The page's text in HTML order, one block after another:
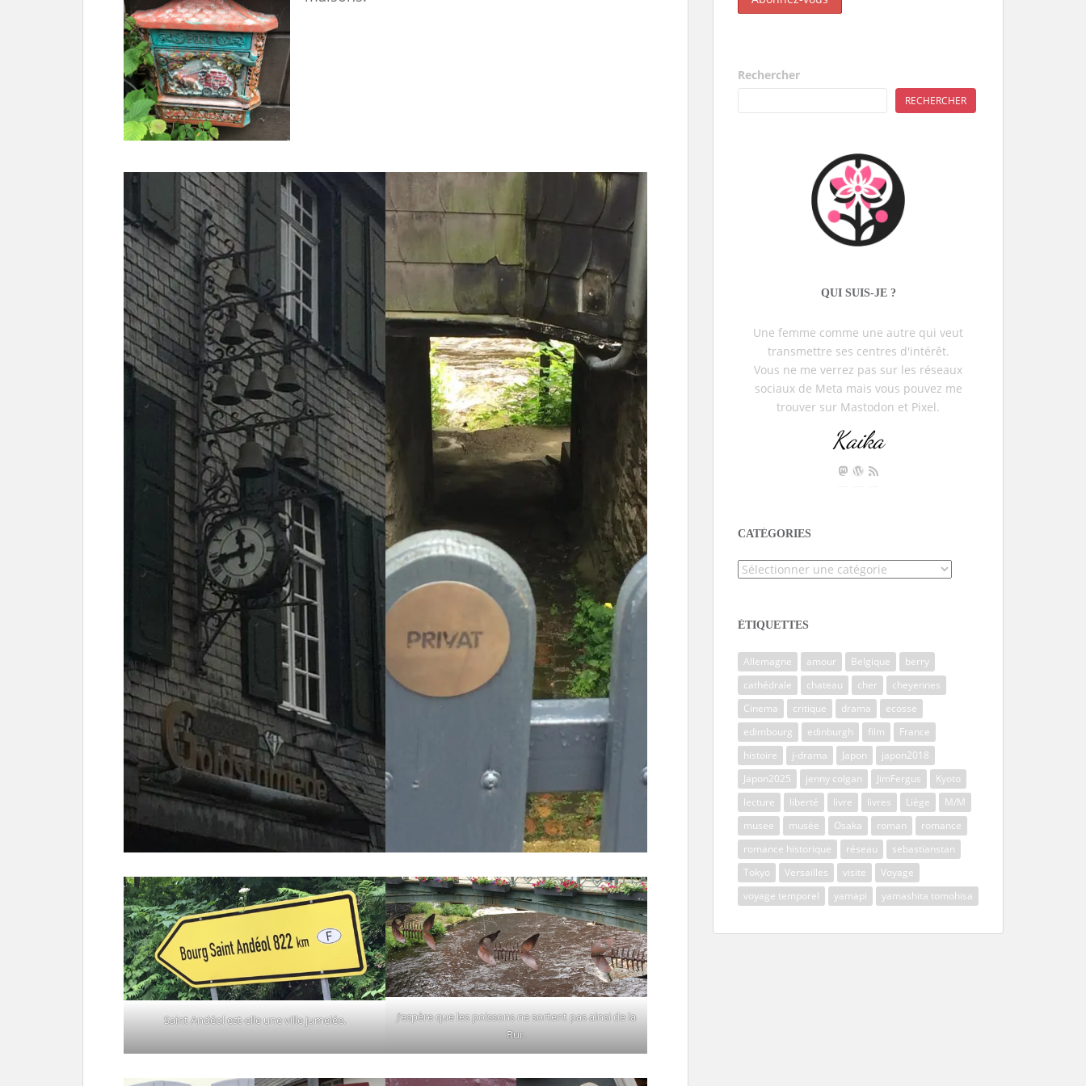
Saint Andéol est-elle une ville jumelée.
J’espère que les poissons ne sortent pas ainsi de la
Rur.
Rechercher
RECHERCHER
QUI SUIS-JE ?
Une femme comme une autre qui veut
transmettre ses centres d'intérêt.
Vous ne me verrez pas sur les réseaux
sociaux de Meta mais vous pouvez me
trouver sur Mastodon et Pixel.
Kaika
CATÉGORIES
Catégories
ÉTIQUETTES
Allemagne amour Belgique
berry
cathédrale
chateau cher
cheyennes
Cinema
critique drama
ecosse
edimbourg
edinburgh film
France
histoire
j-drama Japon
japon2018
Japon2025
jenny colgan JimFergus
Kyoto
lecture
liberté livre livres Liège
M/M
musee
musée Osaka roman
romance
romance historique
réseau
sebastianstan
Tokyo
Versailles visite
Voyage
voyage temporel
yamapi yamashita tomohisa